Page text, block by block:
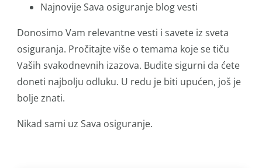
Najnovije Sava osiguranje blog vesti
Donosimo Vam relevantne vesti i savete iz sveta
osiguranja. Pročitajte više o temama koje se tiču
Vaših svakodnevnih izazova. Budite sigurni da ćete
doneti najbolju odluku. U redu je biti upućen, još je
bolje znati.
Nikad sami uz Sava osiguranje.